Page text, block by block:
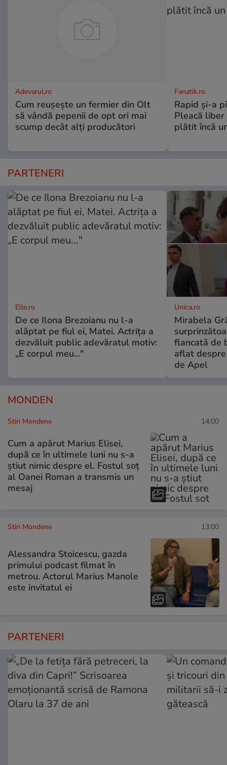
Adevarul.ro
Cum reușește un fermier din Olt
să vândă pepenii de opt ori mai
scump decât alți producători
Fanatik.ro
Rapid și-a
Pleacă
plătit încă
PARTENERI
Elle.ro
De ce Ilona Brezoianu nu l-a
alăptat pe fiul ei, Matei. Actrița a
dezvăluit public adevăratul motiv:
„E corpul meu..."
Unica.ro
Mirabela
flancată de
aflat
de Apel
MONDEN
Stiri Mondene 14:00
Cum a apărut Marius Elisei,
după ce în ultimele luni nu s-a
știut nimic despre el. Fostul soț
al Oanei Roman a transmis un
mesaj
Stiri Mondene 13:00
Alessandra Stoicescu, gazda
primului podcast filmat în
metrou. Actorul Marius Manole
este invitatul ei
PARTENERI